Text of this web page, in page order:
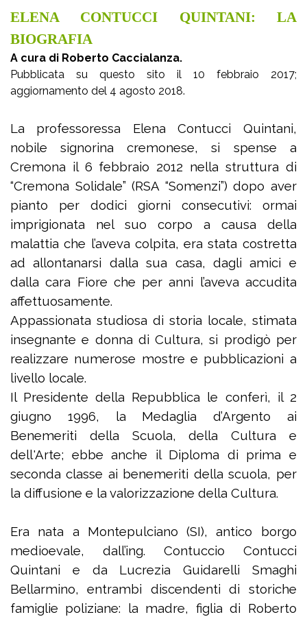
ELENA CONTUCCI QUINTANI: LA
BIOGRAFIA
A cura di Roberto Caccialanza.
Pubblicata su questo sito il 10 febbraio 2017;
aggiornamento del 4 agosto 2018.
La professoressa Elena Contucci Quintani,
nobile signorina cremonese, si spense a
Cremona il 6 febbraio 2012 nella struttura di
“Cremona Solidale” (RSA “Somenzi”) dopo aver
pianto per dodici giorni consecutivi: ormai
imprigionata nel suo corpo a causa della
malattia che l’aveva colpita, era stata costretta
ad allontanarsi dalla sua casa, dagli amici e
dalla cara Fiore che per anni l’aveva accudita
affettuosamente.
Appassionata studiosa di storia locale, stimata
insegnante e donna di Cultura, si prodigò per
realizzare numerose mostre e pubblicazioni a
livello locale.
Il Presidente della Repubblica le conferì, il 2
giugno 1996, la Medaglia d’Argento ai
Benemeriti della Scuola, della Cultura e
dell'Arte; ebbe anche il Diploma di prima e
seconda classe ai benemeriti della scuola, per
la diffusione e la valorizzazione della Cultura.
Era nata a Montepulciano (SI), antico borgo
medioevale, dall’ing. Contuccio Contucci
Quintani e da Lucrezia Guidarelli Smaghi
Bellarmino, entrambi discendenti di storiche
famiglie poliziane: la madre, figlia di Roberto